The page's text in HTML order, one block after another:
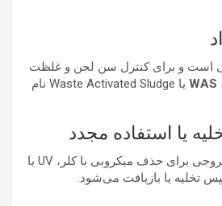
است و برای کنترل سن لجن و غلظت
WAS
یا Waste Activated Sludge نام
در صورت نیاز، پساب خروجی برای حذف میکروبی با کلر، UV یا
تخلیه یا بازیافت می‌شود.